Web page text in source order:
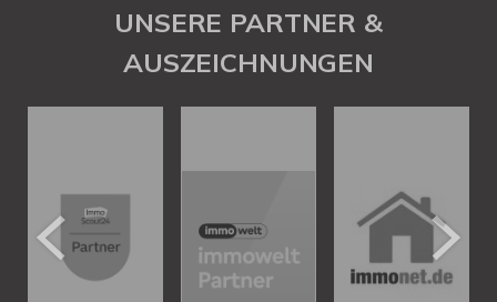
UNSERE PARTNER &
AUSZEICHNUNGEN